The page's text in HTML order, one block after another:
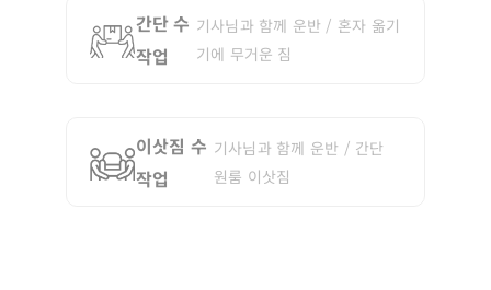
간단 수
작업
기사님과 함께 운반 / 혼자 옮기
기에 무거운 짐
이삿짐 수
작업
기사님과 함께 운반 / 간단
원룸 이삿짐